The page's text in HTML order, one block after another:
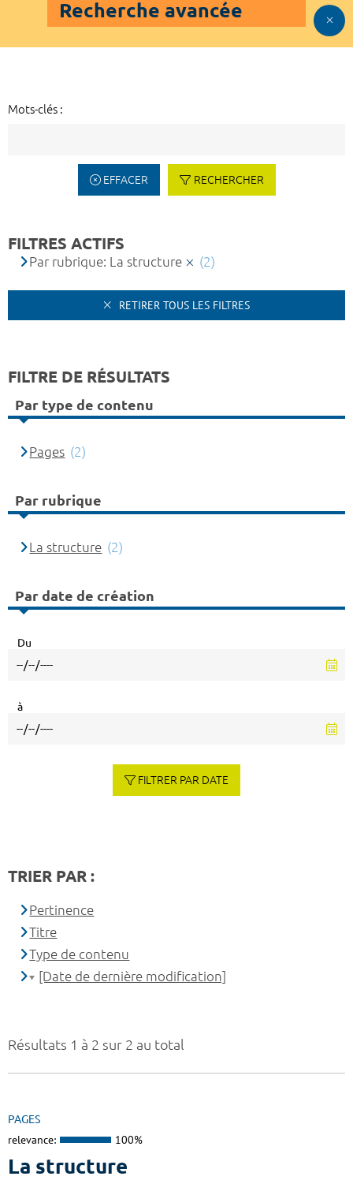
Recherche avancée
Mots-clés :
EFFACER RECHERCHER
Résultats 1 à 2 sur 2 au total
PAGES
relevance: 100%
La structure
FILTRES ACTIFS
Par rubrique: La structure (2)
RETIRER TOUS LES FILTRES
FILTRE DE RÉSULTATS
Par type de contenu
Pages (2)
Par rubrique
La structure (2)
Par date de création
Du
à
FILTRER PAR DATE
TRIER PAR :
Pertinence
Titre
Type de contenu
[Date de dernière modification]